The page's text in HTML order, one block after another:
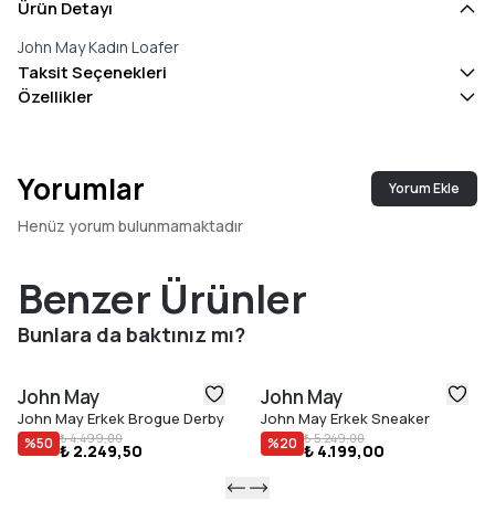
Ürün Detayı
John May Kadın Loafer
Taksit Seçenekleri
Özellikler
Yorumlar Yorum Ekle
Henüz yorum bulunmamaktadır
Benzer Ürünler
Bunlara da baktınız mı?
John May
John May Erkek Brogue Derby
%50 ₺ 4.499,00
₺ 2.249,50
John May
John May Erkek Sneaker
%20 ₺ 5.249,00
₺ 4.199,00